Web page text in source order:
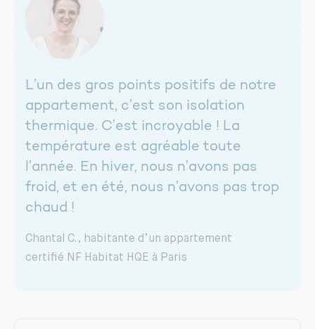
L’un des gros points positifs de notre
appartement, c’est son isolation
thermique. C’est incroyable ! La
température est agréable toute
l’année. En hiver, nous n’avons pas
froid, et en été, nous n’avons pas trop
chaud !
Chantal C., habitante d’un appartement
certifié NF Habitat HQE à Paris